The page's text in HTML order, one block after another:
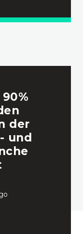
der
und